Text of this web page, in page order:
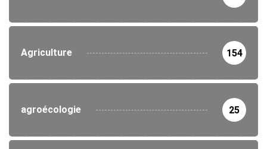
Agriculture 154
agroécologie 25